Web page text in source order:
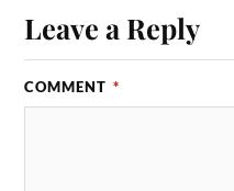
Leave a Reply
COMMENT *